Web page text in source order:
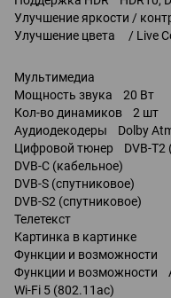
Улучшение яркости /
Улучшение цвета / Live
Мультимедиа
Мощность звука 20 Вт
Кол-во динамиков 2 шт
Аудиодекодеры Dolby
Цифровой тюнер DVB-T2
DVB-C (кабельное)
DVB-S (спутниковое)
DVB-S2 (спутниковое)
Телетекст
Картинка в картинке
Функции и возможности
Функции и возможности
Wi-Fi 5 (802.11ac)